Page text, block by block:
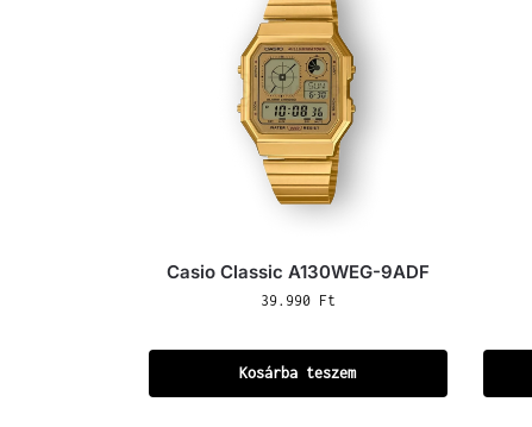
Casio Classic A130WEG-9ADF
39.990 Ft
Kosárba teszem